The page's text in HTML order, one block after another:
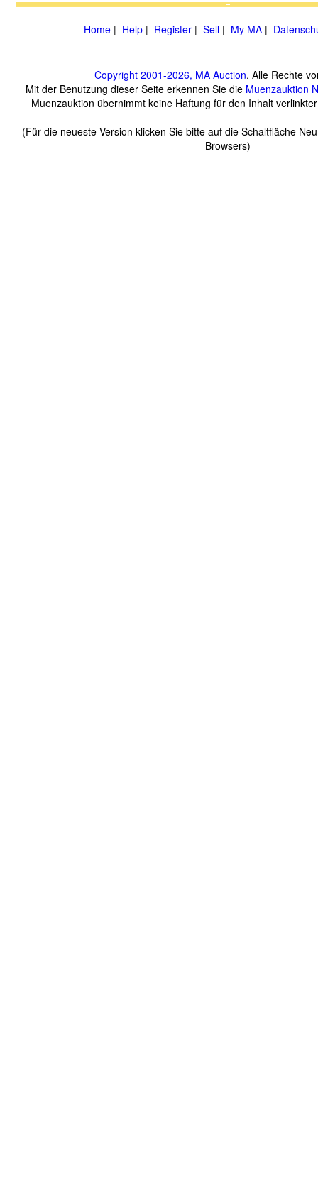
Home | Help | Register | Sell | My MA |
Copyright 2001-2026, MA Auction. Alle Rechte
Mit der Benutzung dieser Seite erkennen Sie die Muenzauktion
Muenzauktion übernimmt keine Haftung für den Inhalt
(Für die neueste Version klicken Sie bitte auf die Schaltfläche
Browsers)